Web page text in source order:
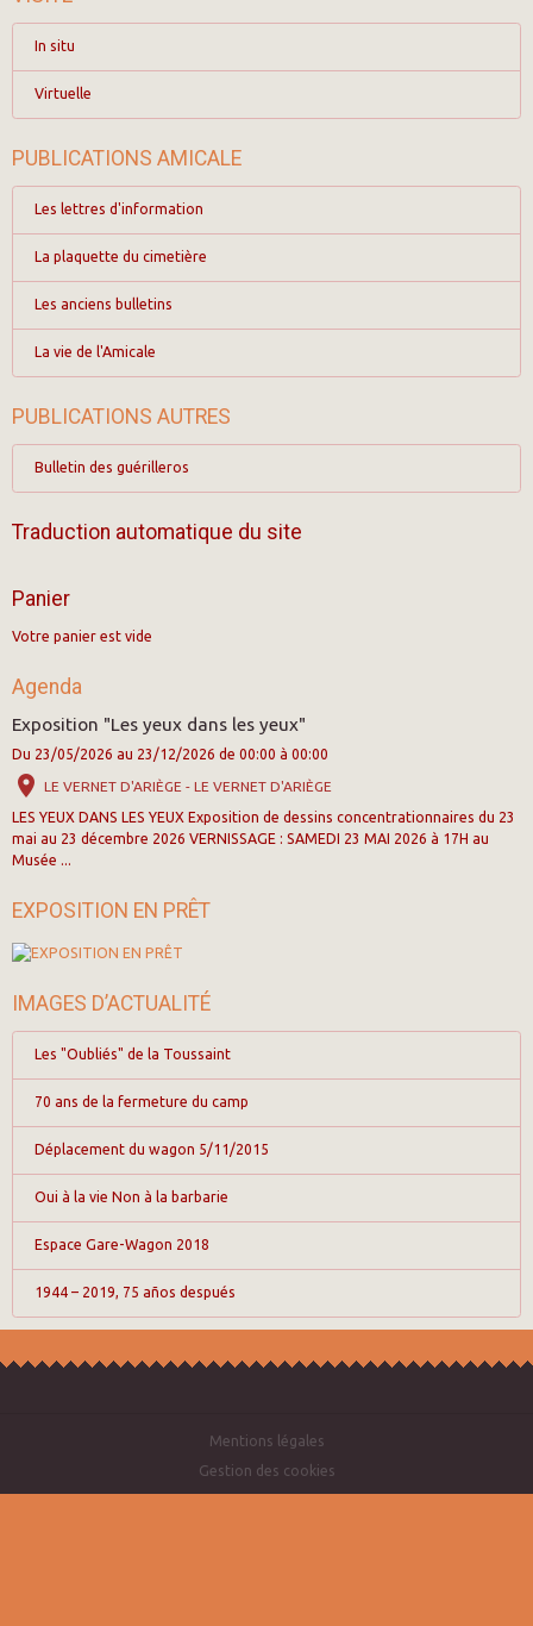
In situ
Virtuelle
PUBLICATIONS AMICALE
Les lettres d'information
La plaquette du cimetière
Les anciens bulletins
La vie de l'Amicale
PUBLICATIONS AUTRES
Bulletin des guérilleros
Traduction automatique du site
Panier
Votre panier est vide
Agenda
Exposition "Les yeux dans les yeux"
Du 23/05/2026 au 23/12/2026 de 00:00 à 00:00
LE VERNET D'ARIÈGE - LE VERNET D'ARIÈGE
LES YEUX DANS LES YEUX Exposition de dessins concentrationnaires du 23
mai au 23 décembre 2026 VERNISSAGE : SAMEDI 23 MAI 2026 à 17H au
Musée ...
EXPOSITION EN PRÊT
IMAGES D’ACTUALITÉ
Les "Oubliés" de la Toussaint
70 ans de la fermeture du camp
Déplacement du wagon 5/11/2015
Oui à la vie Non à la barbarie
Espace Gare-Wagon 2018
1944 – 2019, 75 años después
Mentions légales
Gestion des cookies